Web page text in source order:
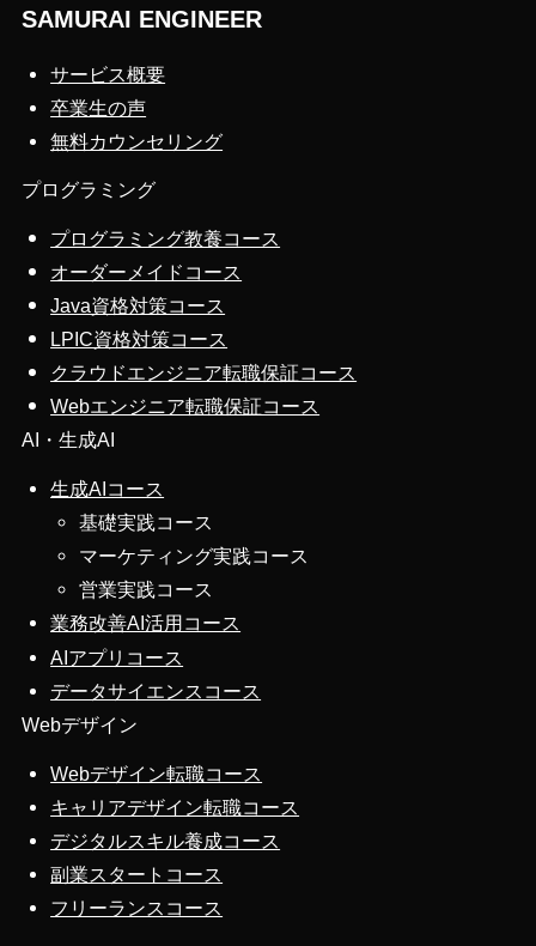
SAMURAI ENGINEER
サービス概要
卒業生の声
無料カウンセリング
プログラミング
プログラミング教養コース
オーダーメイドコース
Java資格対策コース
LPIC資格対策コース
クラウドエンジニア転職保証コース
Webエンジニア転職保証コース
AI・生成AI
生成AIコース
基礎実践コース
マーケティング実践コース
営業実践コース
業務改善AI活用コース
AIアプリコース
データサイエンスコース
Webデザイン
Webデザイン転職コース
キャリアデザイン転職コース
デジタルスキル養成コース
副業スタートコース
フリーランスコース